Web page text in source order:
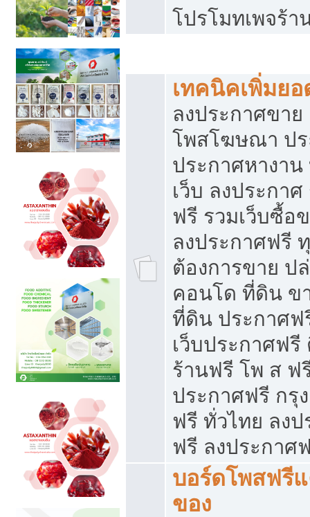
โปรโมทเพจร้า
เทคนิคเพิ่มย
ลงประกาศขา
โพสโฆษณา ป
ประกาศหางา
เว็บ ลงประกา
ฟรี รวมเว็บซื้อ
ลงประกาศฟรี
ต้องการขาย ป
คอนโด ที่ดิน ข
ที่ดิน ประกาศฟ
เว็บประกาศฟ
ร้านฟรี โพ ส ฟ
ประกาศฟรี กรุ
ฟรี ทั่วไทย ลง
ฟรี ลงประกาศ
บอร์ดโพสฟรี
ของ